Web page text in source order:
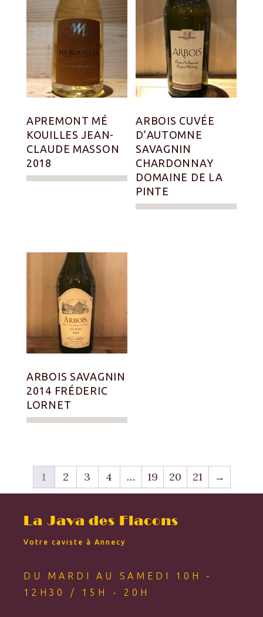
APREMONT MÉ
KOUILLES JEAN-
CLAUDE MASSON
2018
ARBOIS CUVÉE
D’AUTOMNE
SAVAGNIN
CHARDONNAY
DOMAINE DE LA
PINTE
ARBOIS SAVAGNIN
2014 FRÉDERIC
LORNET
1 2 3 4 … 19 20 21 →
La Java des Flacons
Votre caviste à Annecy
DU MARDI AU SAMEDI 10H -
12H30 / 15H - 20H